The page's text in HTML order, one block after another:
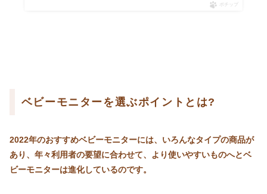
ポチップ
ベビーモニターを選ぶポイントとは?
2022年のおすすめベビーモニターには、いろんなタイプの商品が
あり、年々利用者の要望に合わせて、より使いやすいものへとベ
ビーモニターは進化しているのです。